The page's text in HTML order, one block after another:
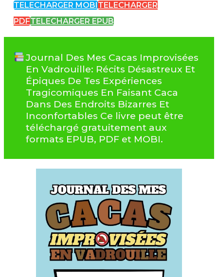
TELECHARGER MOBI TELECHARGER
PDFTELECHARGER EPUB
Journal Des Mes Cacas Improvisées
En Vadrouille: Récits Désastreux Et
Épiques De Tes Expériences
Tragicomiques En Faisant Caca
Dans Des Endroits Bizarres Et
Inconfortables Ce livre peut être
téléchargé gratuitement aux
formats EPUB, PDF et MOBI.